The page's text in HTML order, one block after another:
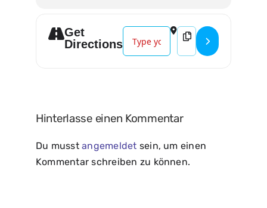
Get
Directions
Address - Poetry Slam since 2001
Destination Address
Hinterlasse einen Kommentar
Du musstangemeldet sein, um einen
Kommentar schreiben zu können.